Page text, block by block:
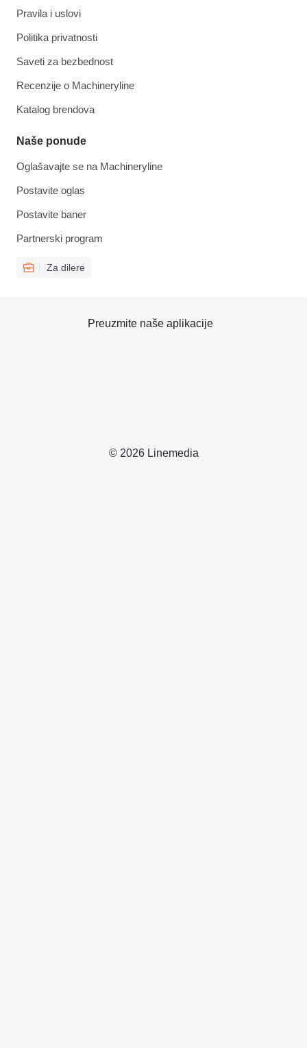
Pravila i uslovi
Politika privatnosti
Saveti za bezbednost
Recenzije o Machineryline
Katalog brendova
Naše ponude
Oglašavajte se na Machineryline
Postavite oglas
Postavite baner
Partnerski program
Za dilere
© 2026 Linemedia
Preuzmite naše aplikacije